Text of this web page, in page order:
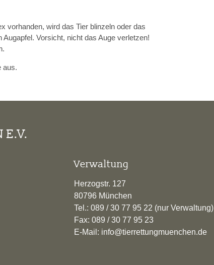
vorhanden, wird das Tier blinzeln oder das
Vorsicht, nicht das Auge verletzen!
aus.
E.V.
Verwaltung
Herzogstr. 127
80796 München
Tel.: 089 / 30 77 95 22 (nur Verwaltung)
Fax: 089 / 30 77 95 23
E-Mail: info@tierrettungmuenchen.de